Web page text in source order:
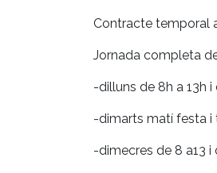
Contracte temporal
Jornada completa
-dilluns de 8h a 13h i
-dimarts matí festa i
-dimecres de 8 a13 i